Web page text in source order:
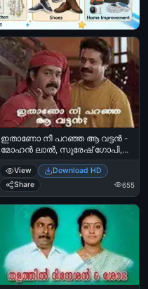
ഇതാണോ നീ പറഞ്ഞ ആ വട്ടന്‍ -
മോഹന്‍ ലാല്‍, സുരേഷ് ഗോപി,
മണിച്ചിത്ര താഴ് - Ithaano nee
paranja aa vattan
View
Download HD
Share
655